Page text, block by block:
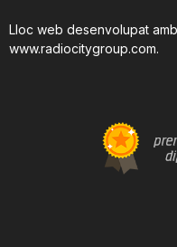
Lloc web desenvolupat
www.radiocitygroup.com.